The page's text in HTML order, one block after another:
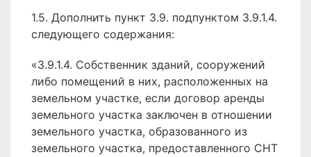
1.5. Дополнить пункт 3.9. подпунктом 3.9.1.4.
следующего содержания:
«3.9.1.4. Собственник зданий, сооружений
либо помещений в них, расположенных на
земельном участке, если договор аренды
земельного участка заключен в отношении
земельного участка, образованного из
земельного участка, предоставленного СНТ